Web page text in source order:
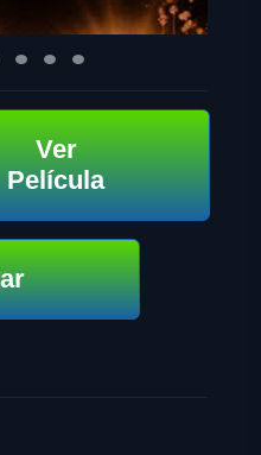
Ver
Película